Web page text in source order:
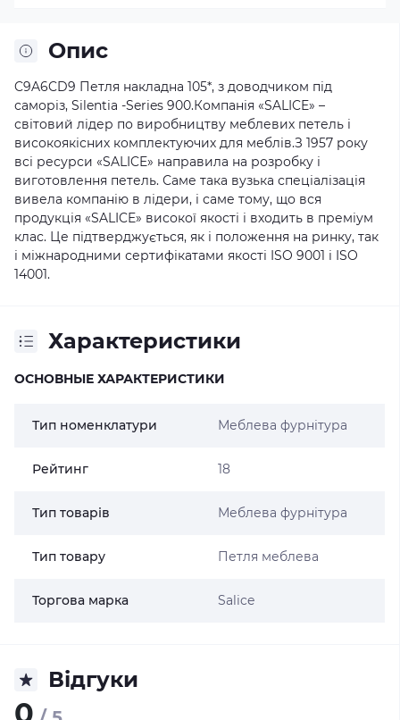
Опис
C9A6CD9 Петля накладна 105*, з доводчиком під
саморіз, Silentia -Series 900.Компанія «SALICE» –
світовий лідер по виробництву меблевих петель і
високоякісних комплектуючих для меблів.З 1957 року
всі ресурси «SALICE» направила на розробку і
виготовлення петель. Саме така вузька спеціалізація
вивела компанію в лідери, і саме тому, що вся
продукція «SALICE» високої якості і входить в преміум
клас. Це підтверджується, як і положення на ринку, так
і міжнародними сертифікатами якості ISO 9001 і ISO
14001.
Характеристики
ОСНОВНЫЕ ХАРАКТЕРИСТИКИ
Тип номенклатури Меблева фурнітура
Рейтинг 18
Тип товарів Меблева фурнітура
Тип товару Петля меблева
Торгова марка Salice
Відгуки